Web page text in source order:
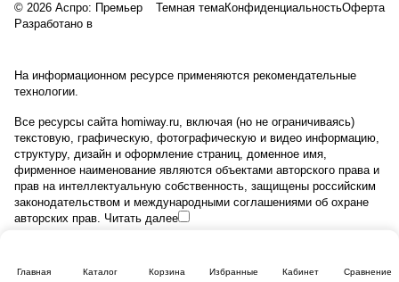
Главная Каталог Корзина Избранные Кабинет Сравнение
© 2026 Аспро: Премьер Темная темаКонфиденциальностьОферта
Разработано в
На информационном ресурсе применяются рекомендательные
технологии.
Все ресурсы сайта homiway.ru, включая (но не ограничиваясь)
текстовую, графическую, фотографическую и видео информацию,
структуру, дизайн и оформление страниц, доменное имя,
фирменное наименование являются объектами авторского права и
прав на интеллектуальную собственность, защищены российским
законодательством и международными соглашениями об охране
авторских прав. Читать далее